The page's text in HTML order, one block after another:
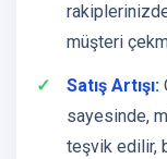
müşteri
Satış Artışı:
sayesinde,
teşvik edilir,